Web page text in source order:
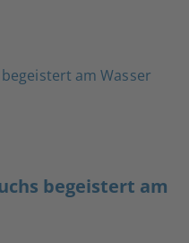
begeistert am